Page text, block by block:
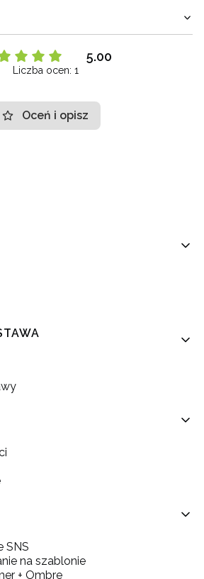
5.00
Liczba ocen: 1
Oceń i opisz
SNS
na szablonie
+ Ombre